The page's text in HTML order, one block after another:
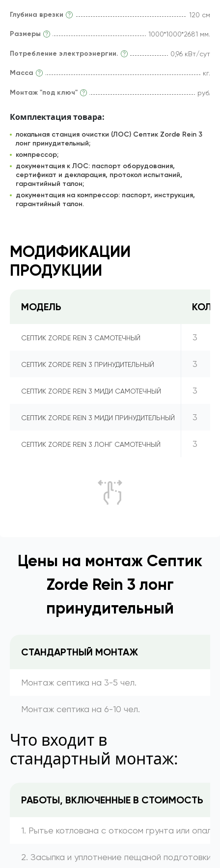
Глубина врезки 120 см
Размеры 1000*1000*2681 мм.
Потребление электроэнергии. 0,96 кВт/сут
Масса кг.
Монтаж "под ключ" руб.
Комплектация товара:
локальная станция очистки (ЛОС) Септик Zorde Rein 3
лонг принудительный;
компрессор;
документация к ЛОС: паспорт оборудования,
сертификат и декларация, протокол испытаний,
гарантийный талон;
документация на компрессор: паспорт, инструкция,
гарантийный талон.
МОДИФИКАЦИИ
ПРОДУКЦИИ
МОДЕЛЬ
СЕПТИК ZORDE REIN 3 САМОТЕЧНЫЙ 3
СЕПТИК ZORDE REIN 3 ПРИНУДИТЕЛЬНЫЙ 3
СЕПТИК ZORDE REIN 3 МИДИ САМОТЕЧНЫЙ 3
СЕПТИК ZORDE REIN 3 МИДИ ПРИНУДИТЕЛЬНЫЙ 3
СЕПТИК ZORDE REIN 3 ЛОНГ САМОТЕЧНЫЙ 3
Цены на монтаж Септик
Zorde Rein 3 лонг
принудительный
СТАНДАРТНЫЙ МОНТАЖ
Монтаж септика на 3-5 чел.
Монтаж септика на 6-10 чел.
Что входит в
стандартный монтаж:
РАБОТЫ, ВКЛЮЧЕННЫЕ В СТОИМОСТЬ
1. Рытье котлована с откосом грунта или
2. Засыпка и уплотнение пещаной подготовки